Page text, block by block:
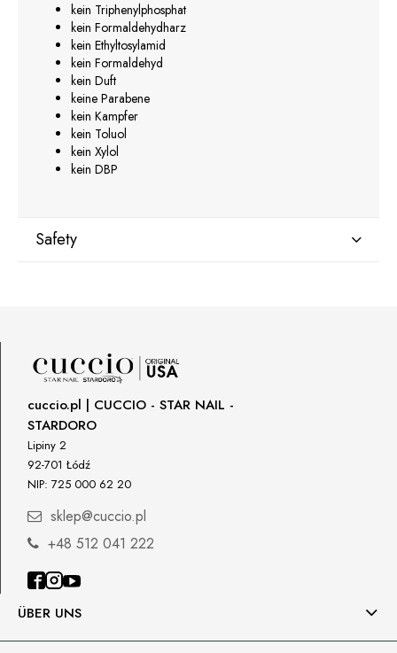
kein Triphenylphosphat
kein Formaldehydharz
kein Ethyltosylamid
kein Formaldehyd
kein Duft
keine Parabene
kein Kampfer
kein Toluol
kein Xylol
kein DBP
Safety
29120 Avenue Paine, Stany Zjednoczone
lcenteno@cuccio.com
800 762 6245
Responsible person in the EU
Petar Bangeev
Chakalitsa 2A
+359887430661
Importer
P.H. NEXT Maciej Wojnarowski
ÜBER UNS
cuccio.pl | CUCCIO - STAR NAIL -
STARDORO
Lipiny 2
92-701 Łódź
NIP: 725 000 62 20
sklep@cuccio.pl
+48 512 041 222